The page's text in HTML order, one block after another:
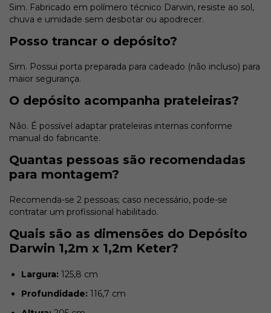
Sim. Fabricado em polímero técnico Darwin, resiste ao sol,
chuva e umidade sem desbotar ou apodrecer.
Posso trancar o depósito?
Sim. Possui porta preparada para cadeado (não incluso) para
maior segurança.
O depósito acompanha prateleiras?
Não. É possível adaptar prateleiras internas conforme
manual do fabricante.
Quantas pessoas são recomendadas
para montagem?
Recomenda-se 2 pessoas; caso necessário, pode-se
contratar um profissional habilitado.
Quais são as dimensões do Depósito
Darwin 1,2m x 1,2m Keter?
Largura: 125,8 cm
Profundidade: 116,7 cm